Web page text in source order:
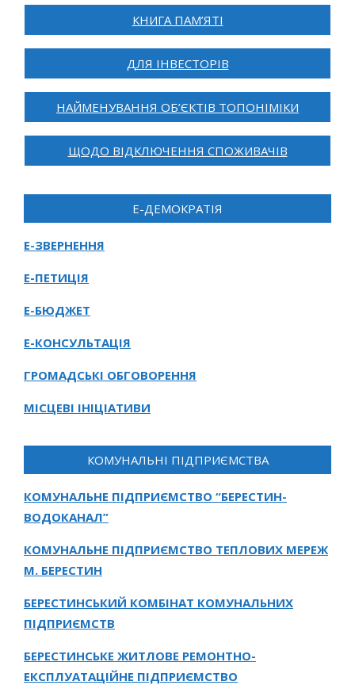
КНИГА ПАМ’ЯТІ
ДЛЯ ІНВЕСТОРІВ
НАЙМЕНУВАННЯ ОБ’ЄКТІВ ТОПОНІМІКИ
ЩОДО ВІДКЛЮЧЕННЯ СПОЖИВАЧІВ
Е-ДЕМОКРАТІЯ
Е-ЗВЕРНЕННЯ
Е-ПЕТИЦІЯ
Е-БЮДЖЕТ
Е-КОНСУЛЬТАЦІЯ
ГРОМАДСЬКІ ОБГОВОРЕННЯ
МІСЦЕВІ ІНІЦІАТИВИ
КОМУНАЛЬНІ ПІДПРИЄМСТВА
КОМУНАЛЬНЕ ПІДПРИЄМСТВО “БЕРЕСТИН-
ВОДОКАНАЛ”
КОМУНАЛЬНЕ ПІДПРИЄМСТВО ТЕПЛОВИХ МЕРЕЖ
М. БЕРЕСТИН
БЕРЕСТИНСЬКИЙ КОМБІНАТ КОМУНАЛЬНИХ
ПІДПРИЄМСТВ
БЕРЕСТИНСЬКЕ ЖИТЛОВЕ РЕМОНТНО-
ЕКСПЛУАТАЦІЙНЕ ПІДПРИЄМСТВО